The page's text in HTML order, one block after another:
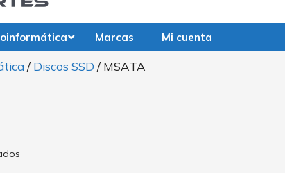
Marcas Mi cuenta
/ Discos SSD / MSATA